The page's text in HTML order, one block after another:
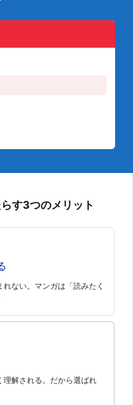
す3つのメリット
ない。マンガは「読みたく
解される。だから選ばれ